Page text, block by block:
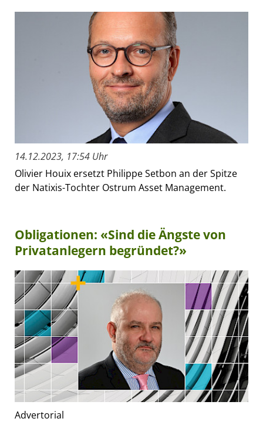
14.12.2023, 17:54 Uhr
Olivier Houix ersetzt Philippe Setbon an der Spitze
der Natixis-Tochter Ostrum Asset Management.
Obligationen: «Sind die Ängste von
Privatanlegern begründet?»
Advertorial